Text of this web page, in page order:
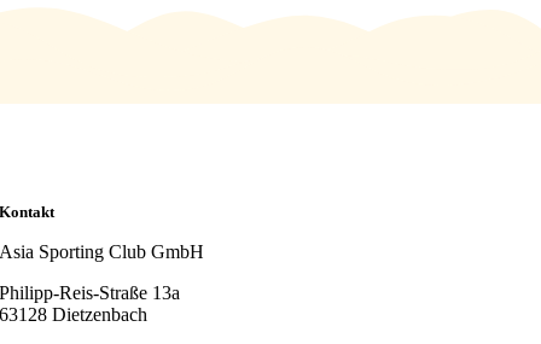
Kontakt
Asia Sporting Club GmbH
Philipp-Reis-Straße 13a
63128 Dietzenbach